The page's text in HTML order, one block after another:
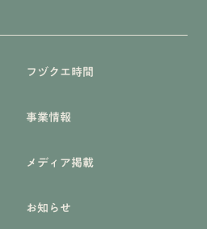
フヅクエ時間
事業情報
メディア掲載
お知らせ